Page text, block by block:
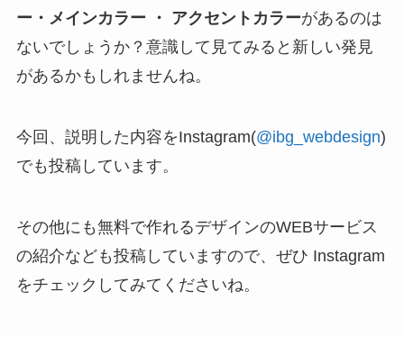
ー・メインカラー ・ アクセントカラーがあるのは
ないでしょうか？意識して見てみると新しい発見
があるかもしれませんね。
今回、説明した内容をInstagram(@ibg_webdesign)
でも投稿しています。
その他にも無料で作れるデザインのWEBサービス
の紹介なども投稿していますので、ぜひ Instagram
をチェックしてみてくださいね。